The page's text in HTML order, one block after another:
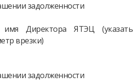
задолженности
Директора ЯТЭЦ (указать
врезки)
задолженности